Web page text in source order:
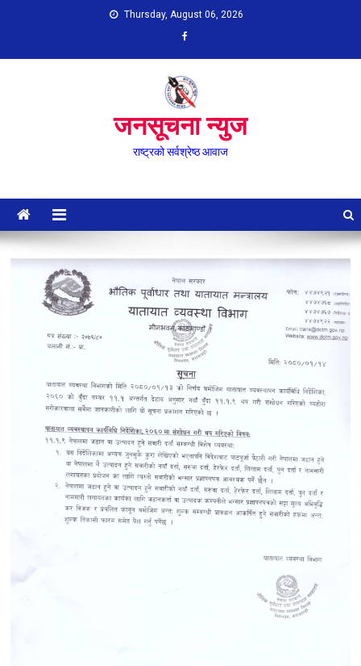
Thursday, August 06, 2026
जनसूचना न्युज
राष्ट्रको सर्वश्रेष्ठ आवाज